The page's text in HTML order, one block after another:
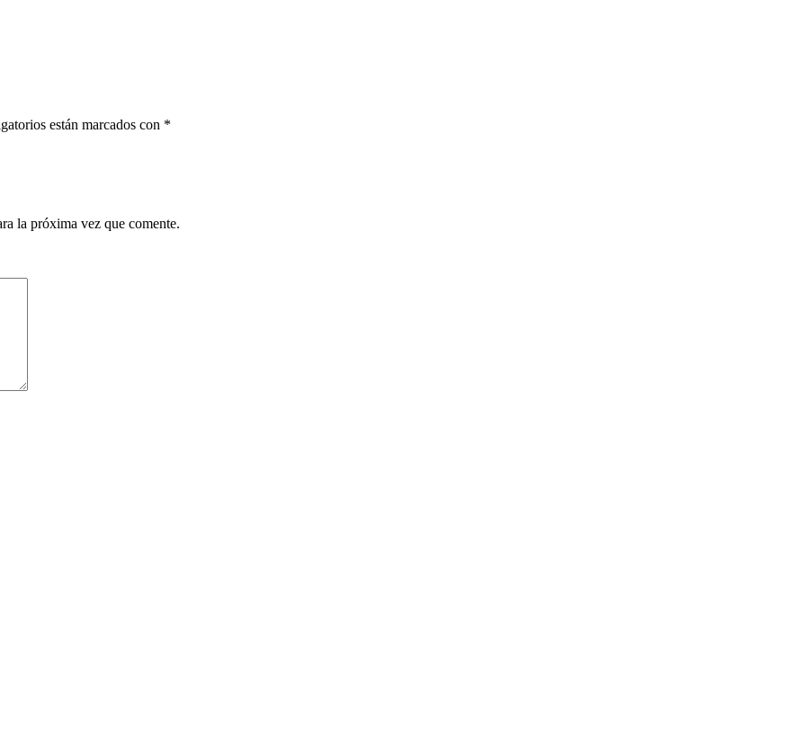
están marcados con *
la próxima vez que comente.